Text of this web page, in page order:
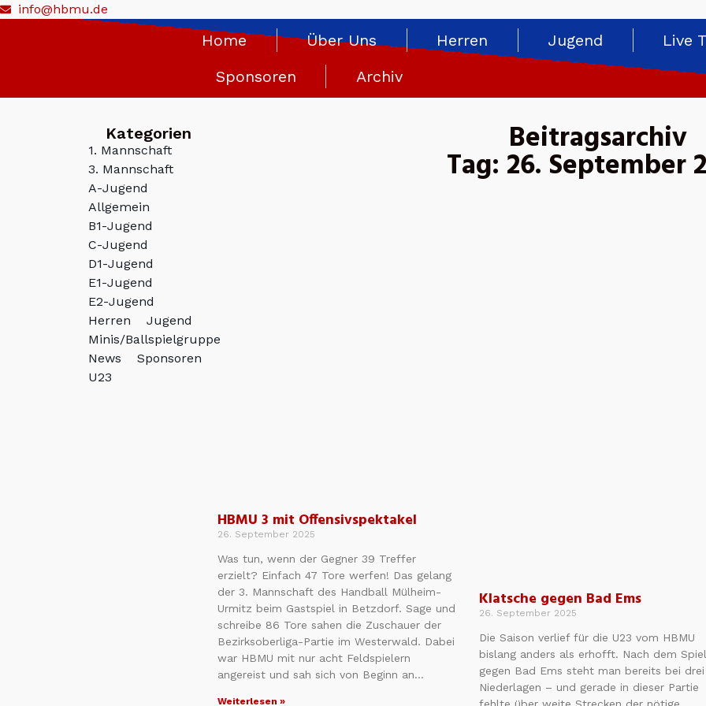
info@hbmu.de
Home Über Uns Herren Jugend
Live
Sponsoren
Archiv
Kategorien
1. Mannschaft
3. Mannschaft
A-Jugend
Allgemein
B1-Jugend
C-Jugend
D1-Jugend
E1-Jugend
E2-Jugend
Herren
Jugend
Minis/Ballspielgruppe
News
Sponsoren
U23
Beitragsarchiv
Tag: 26. September
HBMU 3 mit Offensivspektakel
26. September 2025
Was tun, wenn der Gegner 39 Treffer
erzielt? Einfach 47 Tore werfen! Das gelang
der 3. Mannschaft des Handball Mülheim-
Urmitz beim Gastspiel in Betzdorf. Sage und
schreibe 86 Tore sahen die Zuschauer der
Bezirksoberliga-Partie im Westerwald. Dabei
war HBMU mit nur acht Feldspielern
angereist und sah sich von Beginn an…
Weiterlesen »
Klatsche gegen Bad Ems
26. September 2025
Die Saison verlief für die U23 vom HBMU
bislang anders als erhofft. Nach dem Spiel
gegen Bad Ems steht man bereits bei drei
Niederlagen – und gerade in dieser Partie